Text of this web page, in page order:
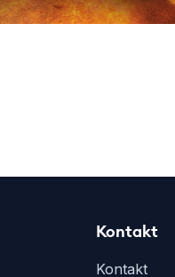
Kontakt
Kontakt